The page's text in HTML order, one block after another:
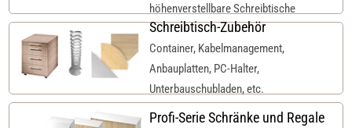
höhenverstellbare Schreibtische
Schreibtisch-Zubehör
Container, Kabelmanagement,
Anbauplatten, PC-Halter,
Unterbauschubladen, etc.
Profi-Serie Schränke und Regale